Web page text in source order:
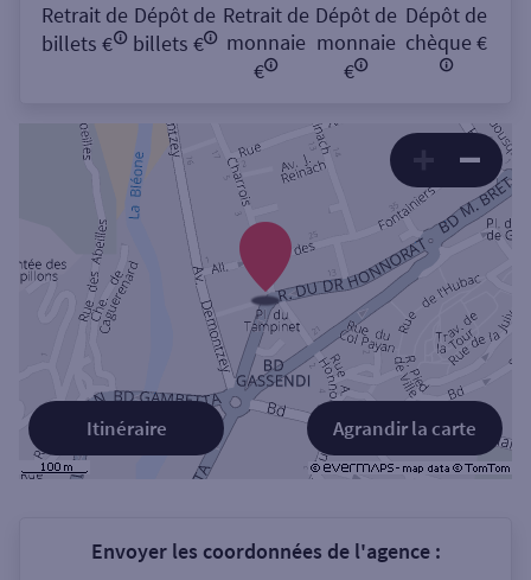
Retrait de
billets €
Dépôt de
billets €
Retrait de
monnaie
€
Dépôt de
monnaie
€
Dépôt de
chèque €
Agrandir la carte
Itinéraire
Envoyer les coordonnées de l'agence :